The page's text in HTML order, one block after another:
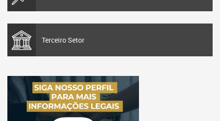
Terceiro Setor